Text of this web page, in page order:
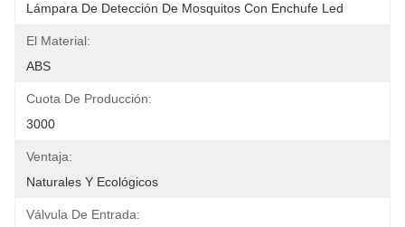
Lámpara De Detección De Mosquitos Con Enchufe Led
El Material:
ABS
Cuota De Producción:
3000
Ventaja:
Naturales Y Ecológicos
Válvula De Entrada: